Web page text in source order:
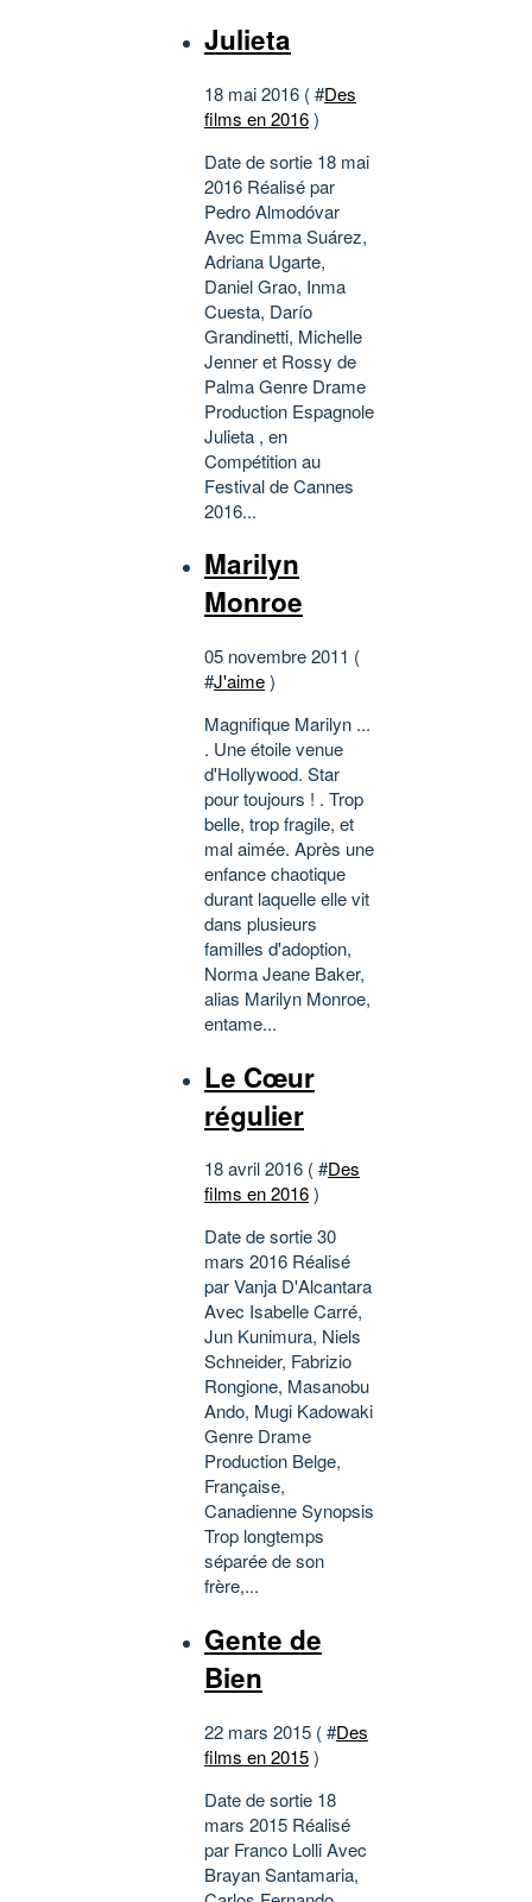
Julieta
18 mai 2016 ( #Des
films en 2016)
Date de sortie 18 mai
2016 Réalisé par
Pedro Almodóvar
Avec Emma Suárez,
Adriana Ugarte,
Daniel Grao, Inma
Cuesta, Darío
Grandinetti, Michelle
Jenner et Rossy de
Palma Genre Drame
Production Espagnole
Julieta , en
Compétition au
Festival de Cannes
2016...
Marilyn
Monroe
05 novembre 2011 (
#J'aime)
Magnifique Marilyn ...
. Une étoile venue
d'Hollywood. Star
pour toujours ! . Trop
belle, trop fragile, et
mal aimée. Après une
enfance chaotique
durant laquelle elle vit
dans plusieurs
familles d'adoption,
Norma Jeane Baker,
alias Marilyn Monroe,
entame...
Le Cœur
régulier
18 avril 2016 ( #Des
films en 2016)
Date de sortie 30
mars 2016 Réalisé
par Vanja D'Alcantara
Avec Isabelle Carré,
Jun Kunimura, Niels
Schneider, Fabrizio
Rongione, Masanobu
Ando, Mugi Kadowaki
Genre Drame
Production Belge,
Française,
Canadienne Synopsis
Trop longtemps
séparée de son
frère,...
Gente de
Bien
22 mars 2015 ( #Des
films en 2015)
Date de sortie 18
mars 2015 Réalisé
par Franco Lolli Avec
Brayan Santamaria,